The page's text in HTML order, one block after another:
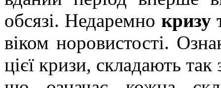
обсязі. Недаремно кризу
віком норовистості.
цієї кризи, складають